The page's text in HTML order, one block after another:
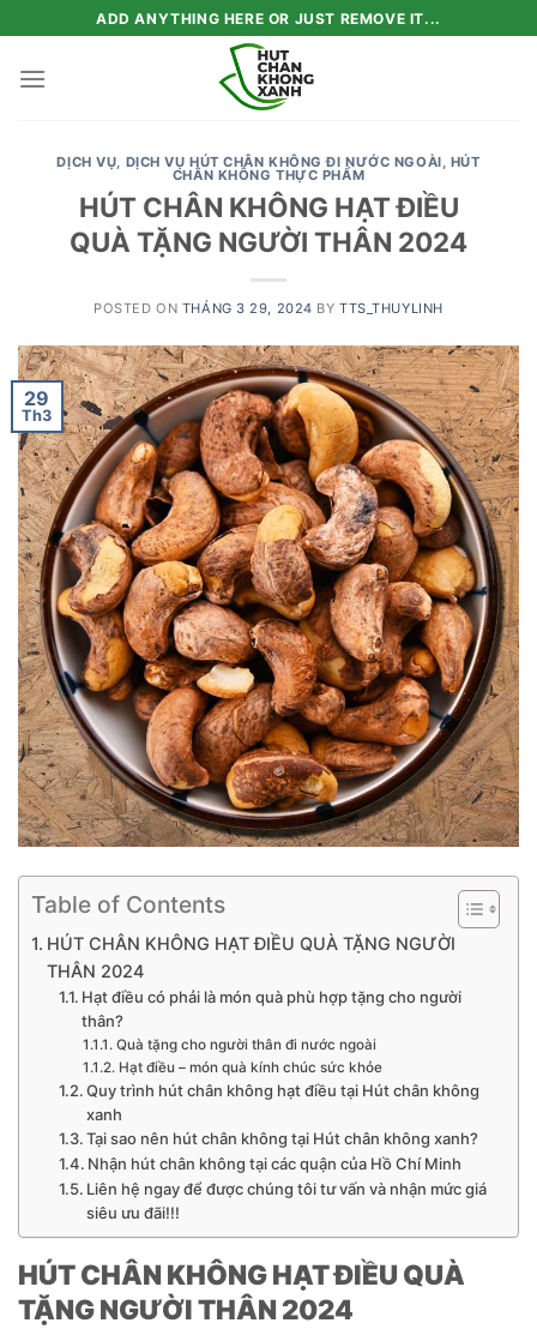
to
content
ADD ANYTHING HERE OR JUST REMOVE IT...
DỊCH VỤ, DỊCH VỤ HÚT CHÂN KHÔNG ĐI NƯỚC NGOÀI, HÚT
CHÂN KHÔNG THỰC PHẨM
HÚT CHÂN KHÔNG HẠT ĐIỀU
QUÀ TẶNG NGƯỜI THÂN 2024
POSTED ON THÁNG 3 29, 2024 BYTTS_THUYLINH
29
Th3
Table of Contents
HÚT CHÂN KHÔNG HẠT ĐIỀU QUÀ TẶNG NGƯỜI
THÂN 2024
Hạt điều có phải là món quà phù hợp tặng cho người
thân?
Quà tặng cho người thân đi nước ngoài
Hạt điều – món quà kính chúc sức khỏe
Quy trình hút chân không hạt điều tại Hút chân không
xanh
Tại sao nên hút chân không tại Hút chân không xanh?
Nhận hút chân không tại các quận của Hồ Chí Minh
Liên hệ ngay để được chúng tôi tư vấn và nhận mức giá
siêu ưu đãi!!!
HÚT CHÂN KHÔNG HẠT ĐIỀU QUÀ
TẶNG NGƯỜI THÂN 2024